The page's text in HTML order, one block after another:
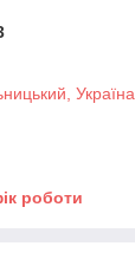
Україна
роботи